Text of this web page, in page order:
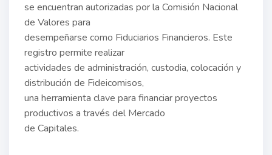
se encuentran autorizadas por la Comisión Nacional
de Valores para
desempeñarse como Fiduciarios Financieros. Este
registro permite realizar
actividades de administración, custodia, colocación y
distribución de Fideicomisos,
una herramienta clave para financiar proyectos
productivos a través del Mercado
de Capitales.